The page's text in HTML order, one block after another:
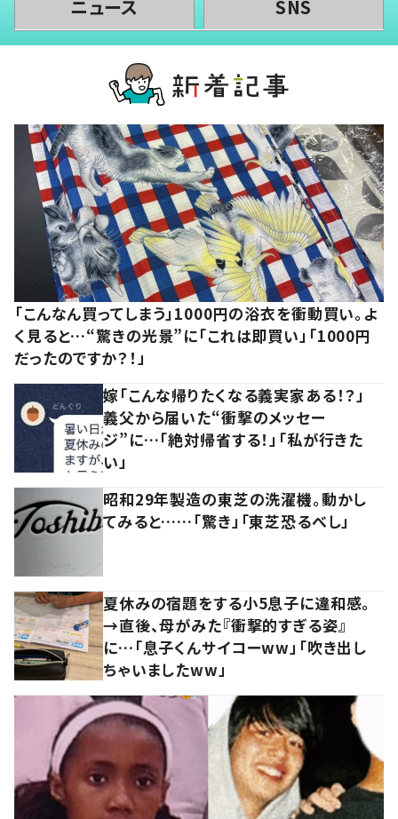
ニュース SNS
「こんなん買ってしまう」1000円の浴衣を衝動買い。よ
く見ると…“驚きの光景”に「これは即買い」「1000円
だったのですか？！」
嫁「こんな帰りたくなる義実家ある！？」
義父から届いた“衝撃のメッセー
ジ”に…「絶対帰省する！」「私が行きた
い」
昭和29年製造の東芝の洗濯機。動かし
てみると……「驚き」「東芝恐るべし」
夏休みの宿題をする小5息子に違和感。
→直後、母がみた『衝撃的すぎる姿』
に…「息子くんサイコーww」「吹き出し
ちゃいましたww」